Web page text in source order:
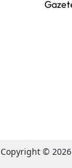
Copyright © 2026